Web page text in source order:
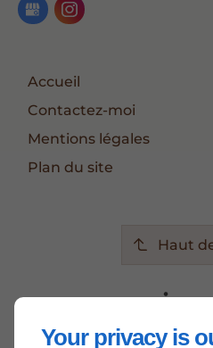
Your privacy is
Accueil
Contactez-moi
Mentions légales
Plan du site
Haut